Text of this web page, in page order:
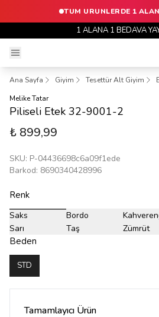
TUM URUNLERDE 1
1 ALANA 1 BEDAVA
Ana Sayfa Giyim Tesettür Alt Giyim
Melike Tatar
Piliseli Etek 32-9001-2
₺ 899,99
SKU: P-04436698c6a09f1ede
Barkod: 8690340428996
Renk
Saks Bordo
Sarı
Taş Zümrüt
Beden
STD
Tamamlayıcı Ürün